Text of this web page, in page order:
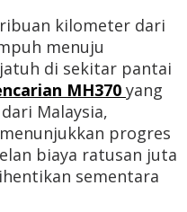
kilometer dari
menuju
di sekitar pantai
MH370 yang
Malaysia,
progres
biaya ratusan juta
sementara